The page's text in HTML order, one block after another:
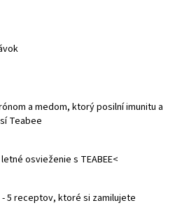
a medom, ktorý posilní imunitu a
Teabee
osvieženie s TEABEE<
5 receptov, ktoré si zamilujete